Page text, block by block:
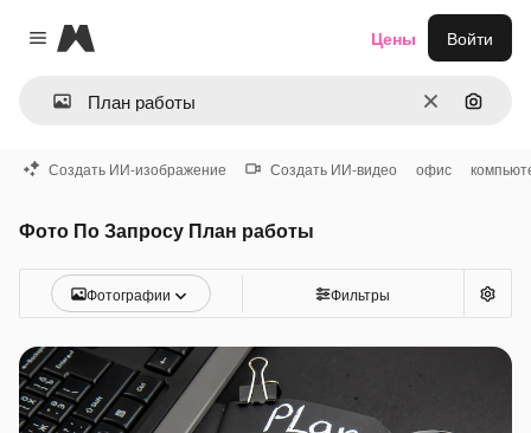
Close menu
Magnific
ОчиститьПоиск
Цены Войти
Создать ИИ-изображение Создать ИИ-видео офис
Фото По Запросу План работы
Фотографии Фильтры